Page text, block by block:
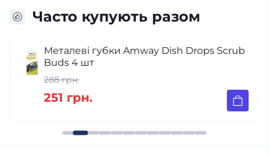
Часто купують разом
Металеві губки Amway Dish Drops Scrub
Buds 4 шт
288 грн.
251 грн.